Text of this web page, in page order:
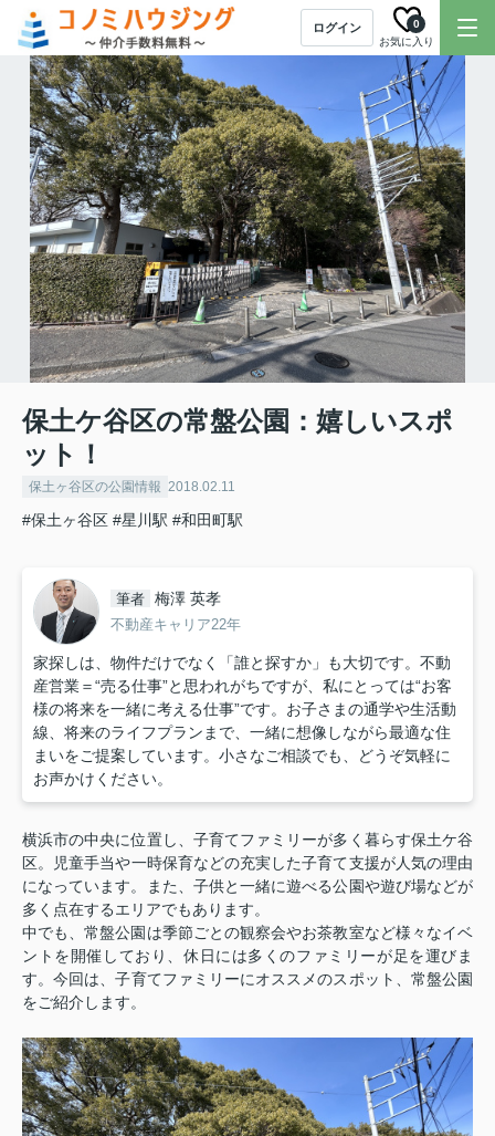
ログイン
お気に入り
0
保土ケ谷区の常盤公園：嬉しいスポ
ット！
保土ヶ谷区の公園情報 2018.02.11
#保土ヶ谷区 #星川駅 #和田町駅
筆者 梅澤 英孝
不動産キャリア22年
家探しは、物件だけでなく「誰と探すか」も大切です。不動
産営業＝“売る仕事”と思われがちですが、私にとっては“お客
様の将来を一緒に考える仕事”です。お子さまの通学や生活動
線、将来のライフプランまで、一緒に想像しながら最適な住
まいをご提案しています。小さなご相談でも、どうぞ気軽に
お声かけください。
横浜市の中央に位置し、子育てファミリーが多く暮らす保土ケ谷
区。
児童手当や一時保育などの充実した子育て支援が人気の理由
になっています。
また、子供と一緒に遊べる公園や遊び場などが
多く点在するエリアでもあります。
中でも、常盤公園は季節ごとの観察会やお茶教室など様々なイベ
ントを開催しており、休日には多くのファミリーが足を運びま
す。今回は、子育てファミリーにオススメのスポット、 常盤公園
をご紹介します。